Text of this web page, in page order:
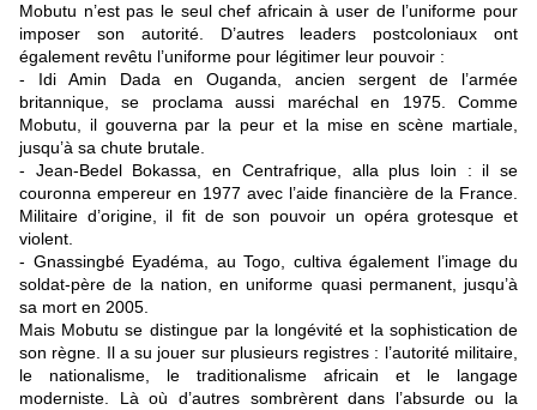
Mobutu n’est pas le seul chef africain à user de l’uniforme pour
imposer son autorité. D’autres leaders postcoloniaux ont
également revêtu l’uniforme pour légitimer leur pouvoir :
- Idi Amin Dada en Ouganda, ancien sergent de l’armée
britannique, se proclama aussi maréchal en 1975. Comme
Mobutu, il gouverna par la peur et la mise en scène martiale,
jusqu’à sa chute brutale.
- Jean-Bedel Bokassa, en Centrafrique, alla plus loin : il se
couronna empereur en 1977 avec l’aide financière de la France.
Militaire d’origine, il fit de son pouvoir un opéra grotesque et
violent.
- Gnassingbé Eyadéma, au Togo, cultiva également l’image du
soldat-père de la nation, en uniforme quasi permanent, jusqu’à
sa mort en 2005.
Mais Mobutu se distingue par la longévité et la sophistication de
son règne. Il a su jouer sur plusieurs registres : l’autorité militaire,
le nationalisme, le traditionalisme africain et le langage
moderniste. Là où d’autres sombrèrent dans l’absurde ou la